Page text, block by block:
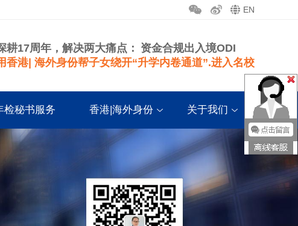
EN
耕17周年，解决两大痛点： 资金合规出入境ODI
香港| 海外身份帮子女绕开“升学内卷通道”.进入名校
检秘书服务 香港|海外身份 关于我们